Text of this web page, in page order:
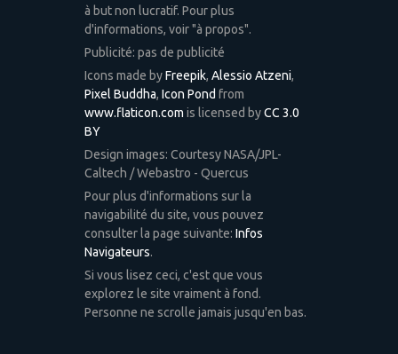
à but non lucratif. Pour plus
d'informations, voir "à propos".
Publicité: pas de publicité
Icons made byFreepik, Alessio Atzeni,
Pixel Buddha, Icon Pond from
www.flaticon.com is licensed byCC 3.0
BY
Design images: Courtesy NASA/JPL-
Caltech / Webastro - Quercus
Pour plus d'informations sur la
navigabilité du site, vous pouvez
consulter la page suivante: Infos
Navigateurs.
Si vous lisez ceci, c'est que vous
explorez le site vraiment à fond.
Personne ne scrolle jamais jusqu'en bas.